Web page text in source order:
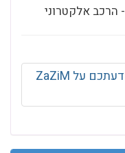
טרם התקבלו חוות דעת על ZaZiM - הרכב אלקטרוני
שתפו את הגולשים בחוות דעתכם על ZaZiM